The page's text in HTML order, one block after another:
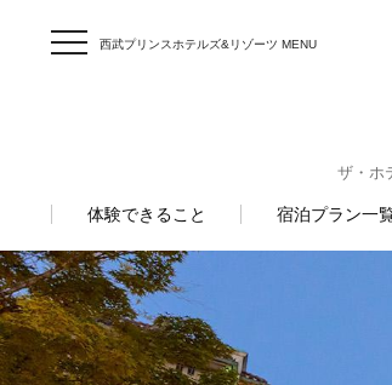
西武プリンスホテルズ&リゾーツ MENU
ザ・ホ
体験できること 宿泊プラン一